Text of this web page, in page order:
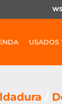
USADOS